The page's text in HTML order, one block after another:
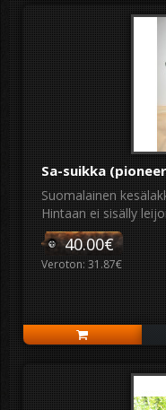
Sa-suikka
Suomalainen
Hintaan ei sisälly
40.00€
Veroton: 31.87€